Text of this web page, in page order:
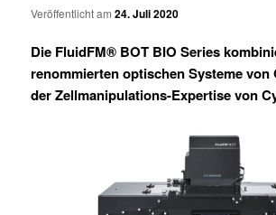
Veröffentlicht am24. Juli 2020
Die FluidFM® BOT BIO Series
renommierten optischen Systeme von
der Zellmanipulations-Expertise von